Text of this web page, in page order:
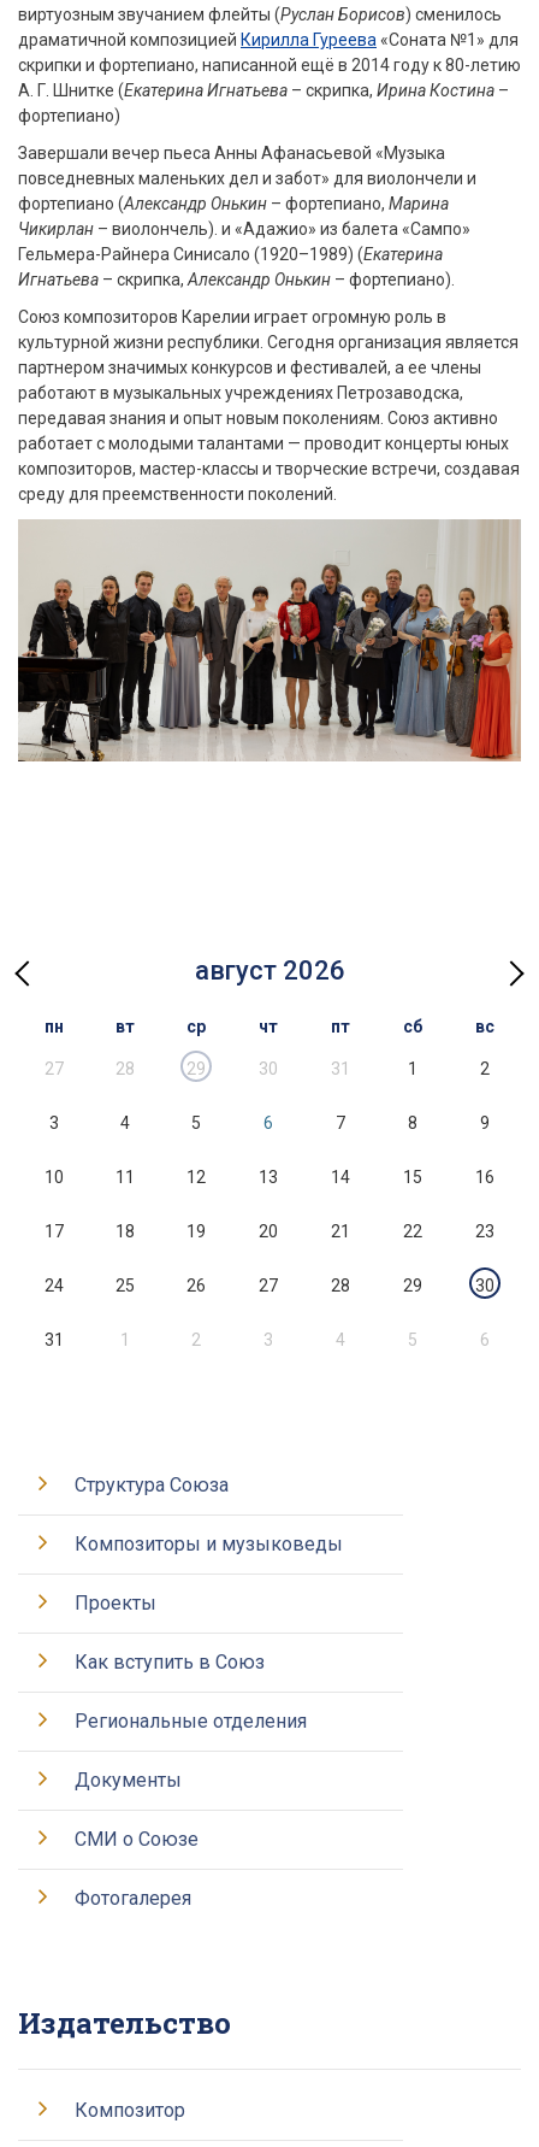
виртуозным звучанием флейты (Руслан Борисов) сменилось
драматичной композицией Кирилла Гуреева «Соната №1» для
скрипки и фортепиано, написанной ещё в 2014 году к 80-летию
А. Г. Шнитке (Екатерина Игнатьева – скрипка, Ирина Костина –
фортепиано)
Завершали вечер пьеса Анны Афанасьевой «Музыка
повседневных маленьких дел и забот» для виолончели и
фортепиано (Александр Онькин – фортепиано, Марина
Чикирлан – виолончель). и «Адажио» из балета «Сампо»
Гельмера-Райнера Синисало (1920–1989) (Екатерина
Игнатьева – скрипка, Александр Онькин – фортепиано).
Союз композиторов Карелии играет огромную роль в
культурной жизни республики. Сегодня организация является
партнером значимых конкурсов и фестивалей, а ее члены
работают в музыкальных учреждениях Петрозаводска,
передавая знания и опыт новым поколениям. Союз активно
работает с молодыми талантами — проводит концерты юных
композиторов, мастер-классы и творческие встречи, создавая
среду для преемственности поколений.
август 2026
пн вт ср чт пт сб вс
27 28 29 30 31 1 2
3 4 5 6 7 8 9
10 11 12 13 14 15 16
17 18 19 20 21 22 23
24 25 26 27 28 29 30
31 1 2 3 4 5 6
Структура Союза
Композиторы и музыковеды
Проекты
Как вступить в Союз
Региональные отделения
Документы
СМИ о Союзе
Фотогалерея
Издательство
Композитор